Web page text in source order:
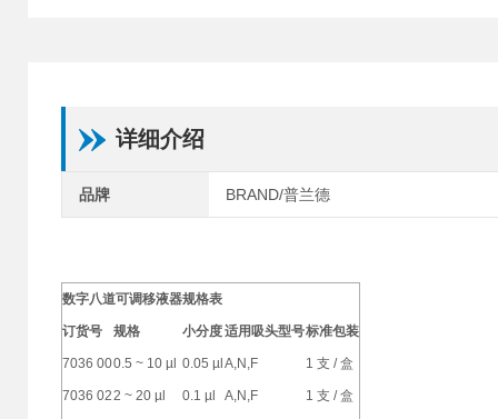
详细介绍
品牌 BRAND/普兰德
数字八道可调移液器规格表
订货号 规格 小分度适用吸头型号标准包装
7036 000.5 ~ 10 µl 0.05 µl A,N,F 1 支 /盒
7036 022 ~ 20 µl 0.1 µl A,N,F 1 支 /盒